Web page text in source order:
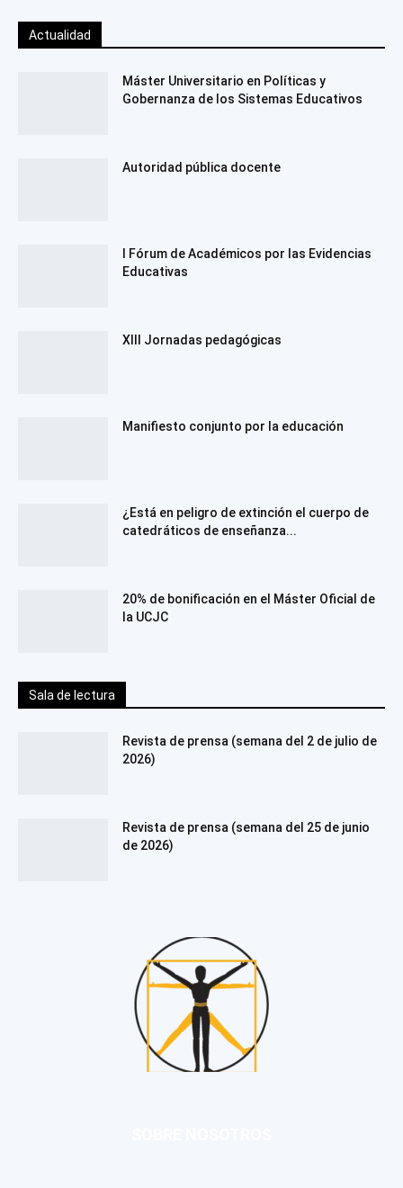
Actualidad
Máster Universitario en Políticas y
Gobernanza de los Sistemas Educativos
Autoridad pública docente
I Fórum de Académicos por las Evidencias
Educativas
XIII Jornadas pedagógicas
Manifiesto conjunto por la educación
¿Está en peligro de extinción el cuerpo de
catedráticos de enseñanza...
20% de bonificación en el Máster Oficial de
la UCJC
Sala de lectura
Revista de prensa (semana del 2 de julio de
2026)
Revista de prensa (semana del 25 de junio
de 2026)